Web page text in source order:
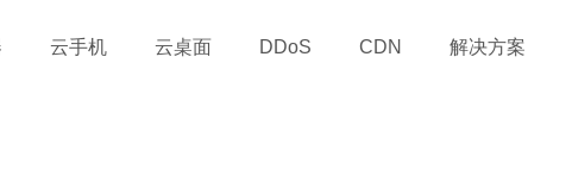
云手机 云桌面 DDoS CDN 解决方案